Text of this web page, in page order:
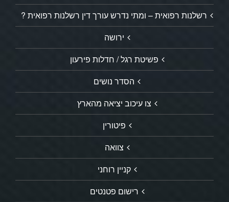
רשלנות רפואית – ומתי נדרש עורך דין רשלנות רפואית ?
ירושה
פשיטת רגל / חדלות פירעון
הסדר נושים
צו עיכוב יציאה מהארץ
פיטורין
צוואה
קניין רוחני
רישום פטנטים